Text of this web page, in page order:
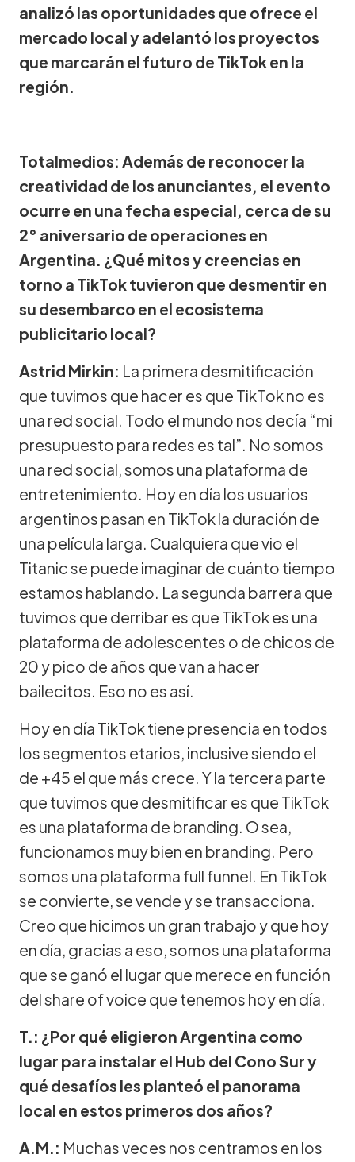
analizó las oportunidades que ofrece el
mercado local y adelantó los proyectos
que marcarán el futuro de TikTok en la
región.
Totalmedios: Además de reconocer la
creatividad de los anunciantes, el evento
ocurre en una fecha especial, cerca de su
2° aniversario de operaciones en
Argentina. ¿Qué mitos y creencias en
torno a TikTok tuvieron que desmentir en
su desembarco en el ecosistema
publicitario local?
Astrid Mirkin: La primera desmitificación
que tuvimos que hacer es que TikTok no es
una red social. Todo el mundo nos decía “mi
presupuesto para redes es tal”. No somos
una red social, somos una plataforma de
entretenimiento. Hoy en día los usuarios
argentinos pasan en TikTok la duración de
una película larga. Cualquiera que vio el
Titanic se puede imaginar de cuánto tiempo
estamos hablando. La segunda barrera que
tuvimos que derribar es que TikTok es una
plataforma de adolescentes o de chicos de
20 y pico de años que van a hacer
bailecitos. Eso no es así.
Hoy en día TikTok tiene presencia en todos
los segmentos etarios, inclusive siendo el
de +45 el que más crece. Y la tercera parte
que tuvimos que desmitificar es que TikTok
es una plataforma de branding. O sea,
funcionamos muy bien en branding. Pero
somos una plataforma full funnel. En TikTok
se convierte, se vende y se transacciona.
Creo que hicimos un gran trabajo y que hoy
en día, gracias a eso, somos una plataforma
que se ganó el lugar que merece en función
del share of voice que tenemos hoy en día.
T.: ¿Por qué eligieron Argentina como
lugar para instalar el Hub del Cono Sur y
qué desafíos les planteó el panorama
local en estos primeros dos años?
A.M.: Muchas veces nos centramos en los